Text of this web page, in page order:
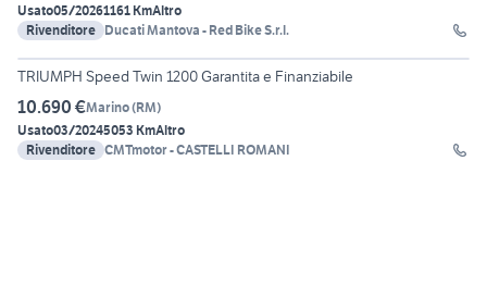
Usato05/20261161 KmAltro
Rivenditore Ducati Mantova - Red Bike S.r.l.
8
TRIUMPH Speed Twin 1200 Garantita e Finanziabile
10.690 €Marino(RM)
Usato03/20245053 KmAltro
Rivenditore CMTmotor - CASTELLI ROMANI